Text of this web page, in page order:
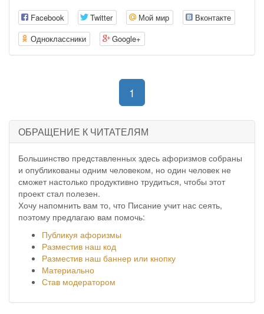
Facebook Twitter Мой мир
Вконтакте
Одноклассники
Google+
1
ОБРАЩЕНИЕ К ЧИТАТЕЛЯМ
Большинство представленных здесь афоризмов собраны
и опубликованы одним человеком, но один человек не
сможет настолько продуктивно трудиться, чтобы этот
проект стал полезен.
Хочу напомнить вам то, что Писание учит нас сеять,
поэтому предлагаю вам помочь:
Публикуя афоризмы
Разместив наш код
Разместив наш баннер или кнопку
Материально
Став модератором